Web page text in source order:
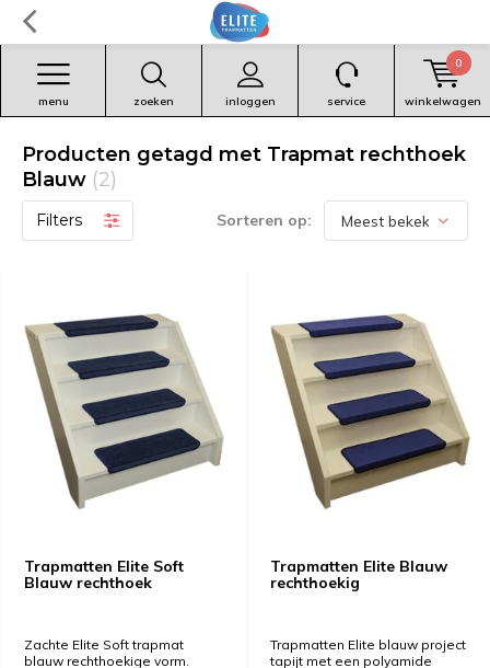
zoeken inloggen
menu service winkelwagen
0
Producten getagd met Trapmat rechthoek
Blauw (2)
Filters Sorteren op:
Trapmatten Elite Soft
Blauw rechthoek
Zachte Elite Soft trapmat
blauw rechthoekige vorm.
Trapmatten Elite Blauw
rechthoekig
Trapmatten Elite blauw project
tapijt met een polyamide